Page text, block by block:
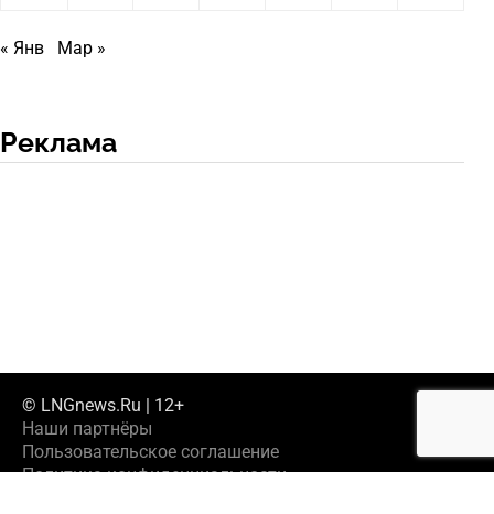
« Янв Мар »
Реклама
© LNGnews.Ru | 12+
Наши партнёры
Пользовательское соглашение
Политика конфиденциальности